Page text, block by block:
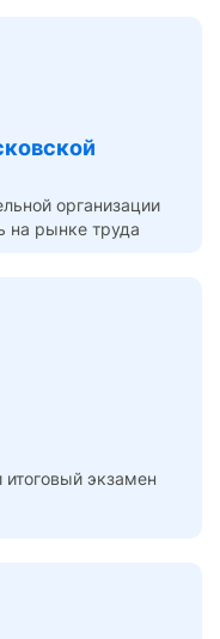
организации
на рынке труда
экзамен